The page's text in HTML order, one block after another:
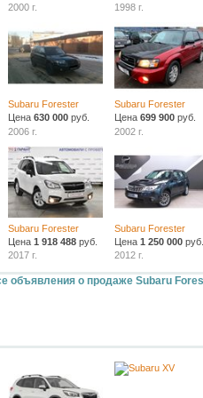
2000 г. 1998 г.
Subaru Forester
Цена 630 000руб.
2006 г.
Subaru Forester
Цена 699 900руб.
2002 г.
Subaru Forester
Цена 1 918 488руб.
2017 г.
Subaru Forester
Цена 1 250 000руб.
2012 г.
объявления о продаже Subaru